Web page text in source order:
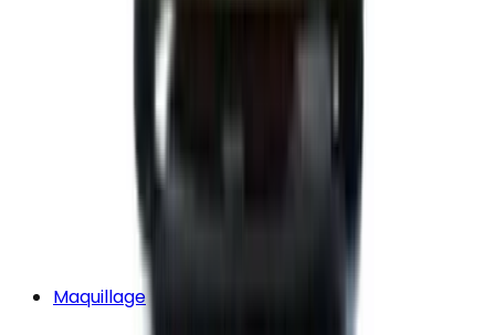
Maquillage